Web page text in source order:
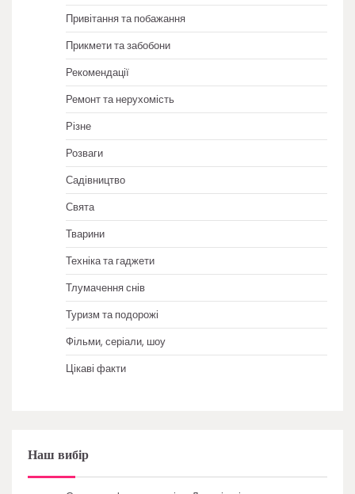
Привітання та побажання
Прикмети та забобони
Рекомендації
Ремонт та нерухомість
Різне
Розваги
Садівництво
Свята
Тварини
Техніка та гаджети
Тлумачення снів
Туризм та подорожі
Фільми, серіали, шоу
Цікаві факти
Наш вибір